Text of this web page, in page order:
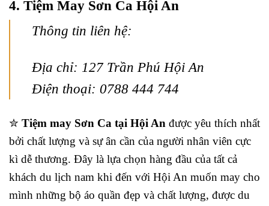
4. Tiệm May Sơn Ca Hội An
Thông tin liên hệ:
Địa chỉ: 127 Trần Phú Hội An
Điện thoại: 0788 444 744
✮ Tiệm may Sơn Ca tại Hội An được yêu thích nhất
bởi chất lượng và sự ân cần của người nhân viên cực
kì dễ thương. Đây là lựa chọn hàng đầu của tất cả
khách du lịch nam khi đến với Hội An muốn may cho
mình những bộ áo quần đẹp và chất lượng, được du